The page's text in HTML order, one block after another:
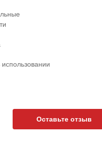
использовании
Оставьте отзыв